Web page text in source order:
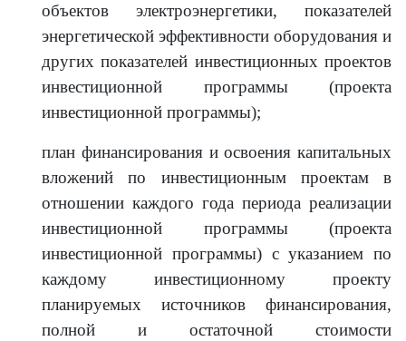
объектов электроэнергетики, показателей
энергетической эффективности оборудования и
других показателей инвестиционных проектов
инвестиционной программы (проекта
инвестиционной программы);
план финансирования и освоения капитальных
вложений по инвестиционным проектам в
отношении каждого года периода реализации
инвестиционной программы (проекта
инвестиционной программы) с указанием по
каждому инвестиционному проекту
планируемых источников финансирования,
полной и остаточной стоимости